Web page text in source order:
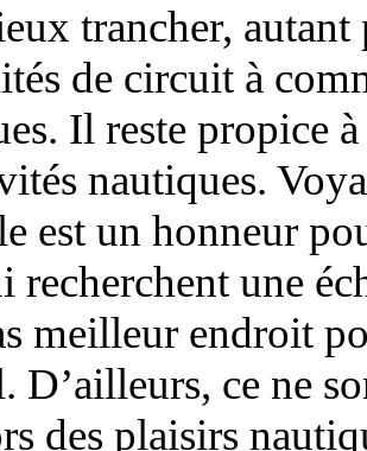
trancher, autant
de circuit à
Il reste propice
nautiques.
est un honneur
recherchent une
meilleur endroit
D’ailleurs, ce ne
des plaisirs